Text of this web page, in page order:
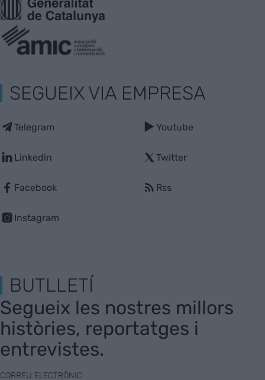
SEGUEIX VIA EMPRESA
Telegram
Linkedin
Facebook
Instagram
Youtube
Twitter
Rss
BUTLLETÍ
Segueix les nostres millors
històries, reportatges i
entrevistes.
CORREU ELECTRÒNIC